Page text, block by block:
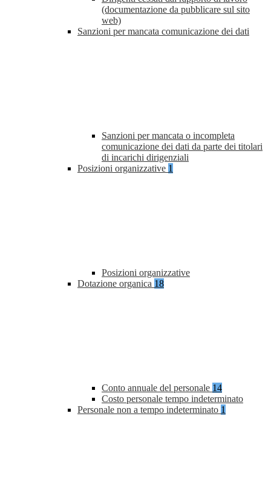
(documentazione da pubblicare sul sito
web)
Sanzioni per mancata comunicazione dei dati
Sanzioni per mancata o incompleta
comunicazione dei dati da parte dei titolari
di incarichi dirigenziali
Posizioni organizzative 1
Posizioni organizzative
Dotazione organica 18
Conto annuale del personale 14
Costo personale tempo indeterminato
Personale non a tempo indeterminato 1